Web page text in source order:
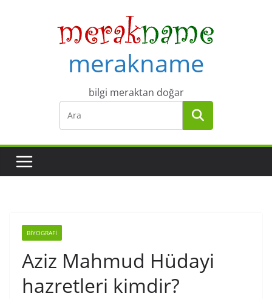
merakname
bilgi meraktan doğar
BIYOGRAFI
Aziz Mahmud Hüdayi
hazretleri kimdir?